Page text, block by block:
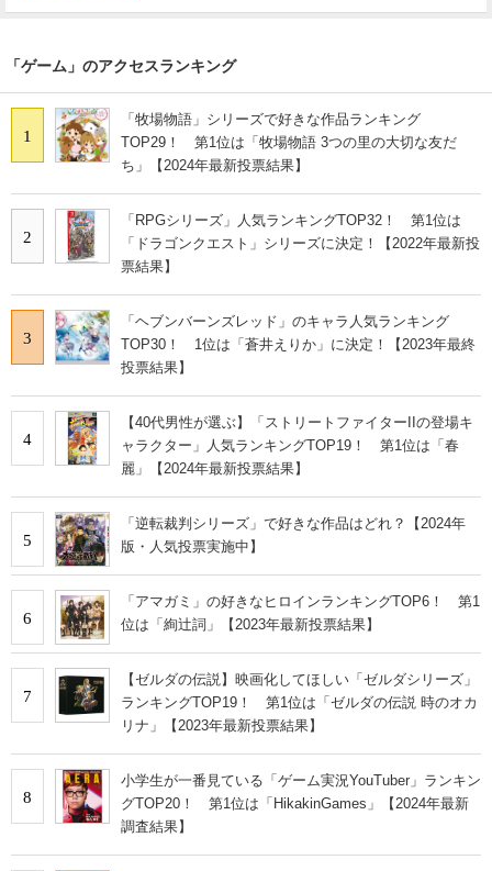
「ゲーム」のアクセスランキング
1
「牧場物語」シリーズで好きな作品ランキング
TOP29！ 第1位は「牧場物語 3つの里の大切な友だ
ち」【2024年最新投票結果】
2
「RPGシリーズ」人気ランキングTOP32！ 第1位は
「ドラゴンクエスト」シリーズに決定！【2022年最新投
票結果】
3
「ヘブンバーンズレッド」のキャラ人気ランキング
TOP30！ 1位は「蒼井えりか」に決定！【2023年最終
投票結果】
4
【40代男性が選ぶ】「ストリートファイターIIの登場キ
ャラクター」人気ランキングTOP19！ 第1位は「春
麗」【2024年最新投票結果】
5
「逆転裁判シリーズ」で好きな作品はどれ？【2024年
版・人気投票実施中】
6
「アマガミ」の好きなヒロインランキングTOP6！ 第1
位は「絢辻詞」【2023年最新投票結果】
7
【ゼルダの伝説】映画化してほしい「ゼルダシリーズ」
ランキングTOP19！ 第1位は「ゼルダの伝説 時のオカ
リナ」【2023年最新投票結果】
8
小学生が一番見ている「ゲーム実況YouTuber」ランキン
グTOP20！ 第1位は「HikakinGames」【2024年最新
調査結果】